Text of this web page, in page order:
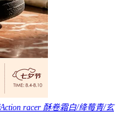
racer 酥卷霜白/绛莓青/玄